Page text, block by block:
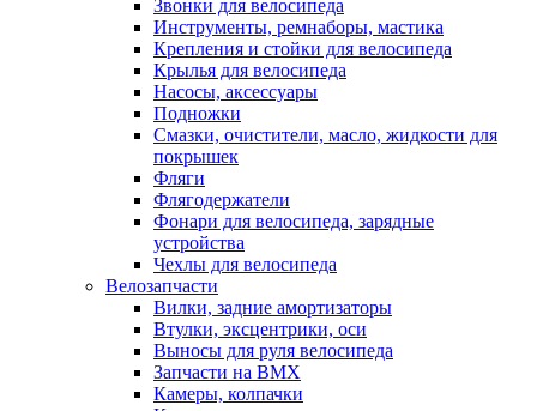
Звонки для велосипеда
Инструменты, ремнаборы, мастика
Крепления и стойки для велосипеда
Крылья для велосипеда
Насосы, аксессуары
Подножки
Смазки, очистители, масло, жидкости для
покрышек
Фляги
Флягодержатели
Фонари для велосипеда, зарядные
устройства
Чехлы для велосипеда
Велозапчасти
Вилки, задние амортизаторы
Втулки, эксцентрики, оси
Выносы для руля велосипеда
Запчасти на BMX
Камеры, колпачки